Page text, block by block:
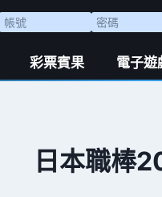
彩票賓果 電子遊
日本職棒